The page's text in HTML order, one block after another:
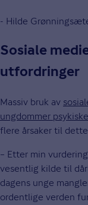
- Hilde
Sosiale
utfordringer
Massiv bruk av
ungdommer
flere årsaker til
– Etter min
vesentlig kilde til
dagens unge
ordentlige verden